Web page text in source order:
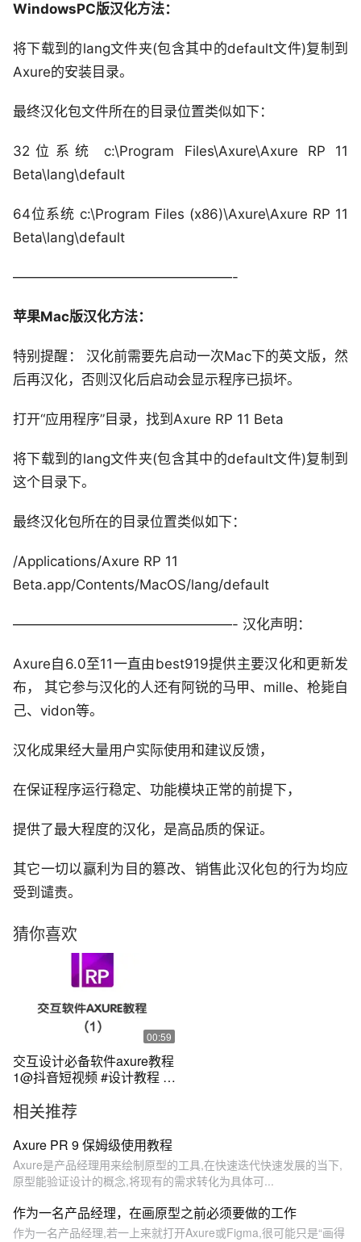
WindowsPC版汉化方法：
将下载到的lang文件夹(包含其中的default文件)复制到
Axure的安装目录。
最终汉化包文件所在的目录位置类似如下：
32位系统 c:\Program Files\Axure\Axure RP 11
Beta\lang\default
64位系统 c:\Program Files (x86)\Axure\Axure RP 11
Beta\lang\default
————————————————-
苹果Mac版汉化方法：
特别提醒： 汉化前需要先启动一次Mac下的英文版，然
后再汉化，否则汉化后启动会显示程序已损坏。
打开“应用程序”目录，找到Axure RP 11 Beta
将下载到的lang文件夹(包含其中的default文件)复制到
这个目录下。
最终汉化包所在的目录位置类似如下：
/Applications/Axure RP 11
Beta.app/Contents/MacOS/lang/default
————————————————- 汉化声明：
Axure自6.0至11一直由best919提供主要汉化和更新发
布， 其它参与汉化的人还有阿锐的马甲、mille、枪毙自
己、vidon等。
汉化成果经大量用户实际使用和建议反馈，
在保证程序运行稳定、功能模块正常的前提下，
提供了最大程度的汉化，是高品质的保证。
其它一切以赢利为目的篡改、销售此汉化包的行为均应
受到谴责。
猜你喜欢
00:59
交互设计必备软件axure教程
1@抖音短视频 #设计教程 点
程哦#ui设计 #交互
相关推荐
Axure PR 9 保姆级使用教程
Axure是产品经理用来绘制原型的工具,在快速迭代快速发展的当下,
原型能验证设计的概念,将现有的需求转化为具体可...
作为一名产品经理，在画原型之前必须要做的工作
作为一名产品经理,若一上来就打开Axure或Figma,很可能只是“画得